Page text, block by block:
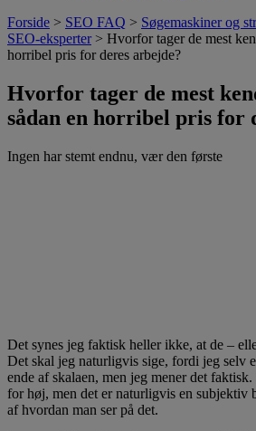
Forside > SEO FAQ > Søgemaskiner og
SEO-eksperter > Hvorfor tager de mest
horribel pris for deres arbejde?
Hvorfor tager de mest
sådan en horribel pris for
Ingen har stemt endnu, vær den første
Det synes jeg faktisk heller ikke, at de –
Det skal jeg naturligvis sige, fordi jeg selv
ende af skalaen, men jeg mener det
for høj, men det er naturligvis en subjektiv
af hvordan man ser på det.